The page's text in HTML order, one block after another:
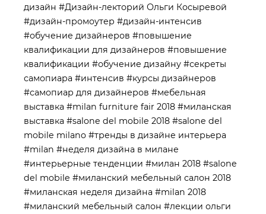
дизайн #Дизайн-лекторий Ольги Косыревой
#дизайн-промоутер #дизайн-интенсив
#обучение дизайнеров #повышение
квалификации для дизайнеров #повышение
квалификации #обучение дизайну #секреты
самопиара #интенсив #курсы дизайнеров
#самопиар для дизайнеров #мебельная
выставка #milan furniture fair 2018 #миланская
выставка #salone del mobile 2018 #salone del
mobile milano #тренды в дизайне интерьера
#milan #неделя дизайна в милане
#интерьерные тенденции #милан 2018 #salone
del mobile #миланский мебельный салон 2018
#миланская неделя дизайна #milan 2018
#миланский мебельный салон #лекции ольги